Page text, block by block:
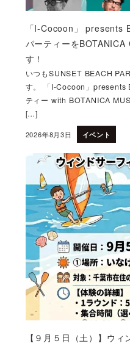
「I-Cocoon」 presents
パーティーを
す！
いつもSUNSET BEACH
す。 「I-Cocoon」presents
ティー with BOTANICA
[…]
投稿日
2026年8月3日 イベント
【９月５日（土）】ウ